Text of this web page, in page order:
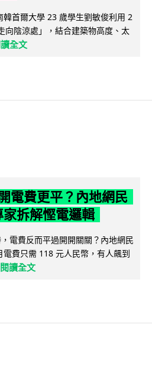
韓首爾大學 23 歲學生劉敏俊利用 2
向陰涼處」，結合建築物高度、太
全文
電費更平？內地網民
拆解慳電邏輯
電費反而平過開開關關？內地網民
費只需 118 元人民幣，有人飆到
閱讀全文